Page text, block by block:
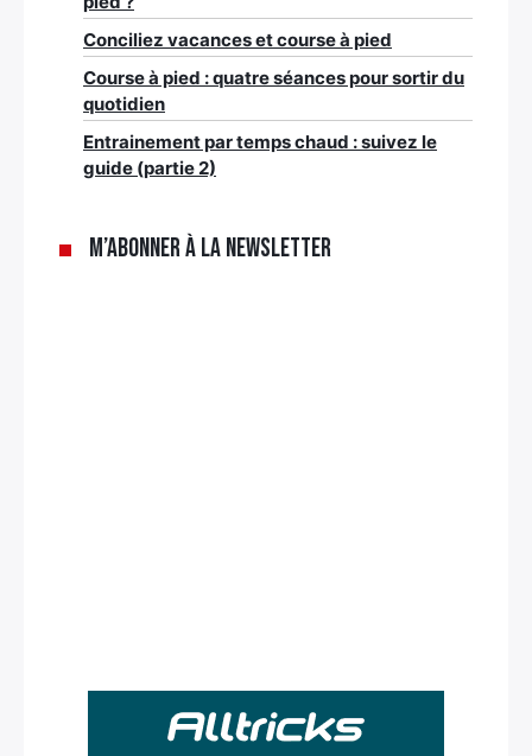
Conciliez vacances et course à pied
Course à pied : quatre séances pour sortir du
quotidien
Entrainement par temps chaud : suivez le
guide (partie 2)
M’abonner à la newsletter